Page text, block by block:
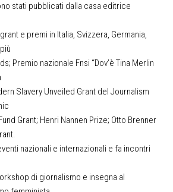
stati pubblicati dalla casa editrice
e premi in Italia, Svizzera, Germania,
Premio nazionale Fnsi “Dov’è Tina Merlin
Slavery Unveiled Grant del Journalism
Grant; Henri Nannen Prize; Otto Brenner
nazionali e internazionali e fa incontri
di giornalismo e insegna al